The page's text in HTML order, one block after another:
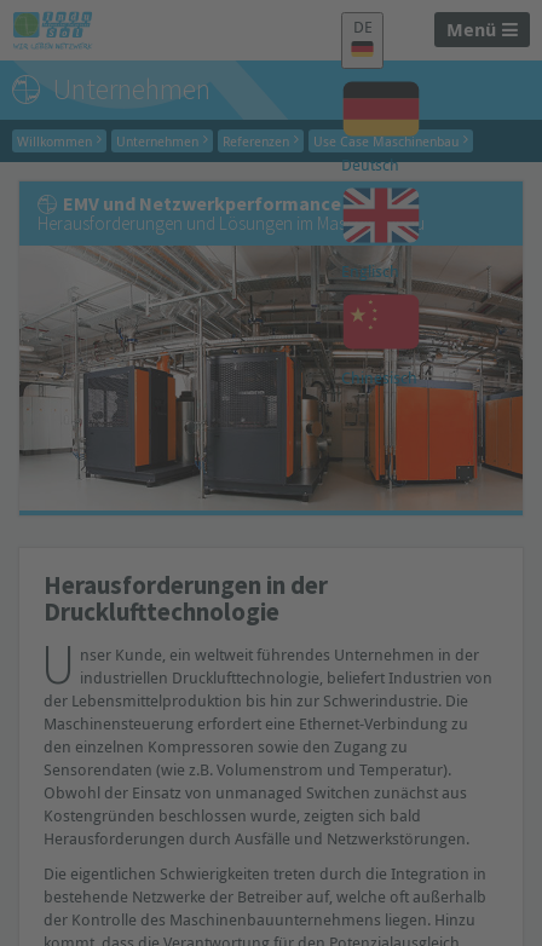
Menü
DE
Deutsch
Englisch
Chinesisch
Unternehmen
Willkommen Unternehmen Referenzen Use Case Maschinenbau
EMV und Netzwerkperformance
Herausforderungen und Lösungen im Maschinenbau
Herausforderungen in der
Drucklufttechnologie
U nser Kunde, ein weltweit führendes Unternehmen in der
industriellen Drucklufttechnologie, beliefert Industrien von
der Lebensmittelproduktion bis hin zur Schwerindustrie. Die
Maschinensteuerung erfordert eine Ethernet-Verbindung zu
den einzelnen Kompressoren sowie den Zugang zu
Sensorendaten (wie z.B. Volumenstrom und Temperatur).
Obwohl der Einsatz von unmanaged Switchen zunächst aus
Kostengründen beschlossen wurde, zeigten sich bald
Herausforderungen durch Ausfälle und Netzwerkstörungen.
Die eigentlichen Schwierigkeiten treten durch die Integration in
bestehende Netzwerke der Betreiber auf, welche oft außerhalb
der Kontrolle des Maschinenbauunternehmens liegen. Hinzu